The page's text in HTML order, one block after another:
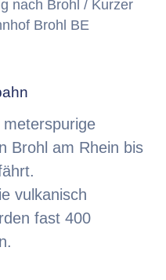
nach Brohl / Kurzer
Brohl BE
Brohl am Rhein bis
vulkanisch
fast 400